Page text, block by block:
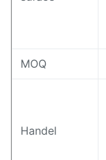
MOQ
Handel